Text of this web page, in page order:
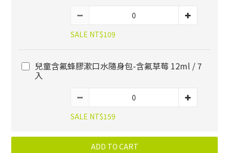
SALE NT$109
兒童含氟蜂膠漱口水隨身包-含氟草莓 12ml / 7
入
SALE NT$159
ADD TO CART